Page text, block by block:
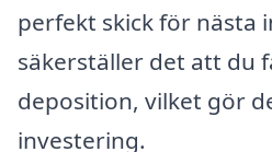
perfekt skick för nästa
säkerställer det att du
deposition, vilket gör
investering.